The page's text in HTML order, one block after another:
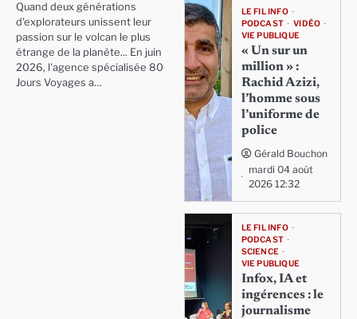
Quand deux générations
d'explorateurs unissent leur
passion sur le volcan le plus
étrange de la planète... En juin
2026, l'agence spécialisée 80
Jours Voyages a…
LE FIL INFO
PODCAST
VIDÉO
VIE PUBLIQUE
« Un sur un
million » :
Rachid Azizi,
l’homme sous
l’uniforme de
police
Gérald Bouchon
mardi 04 août
2026 12:32
LE FIL INFO
PODCAST
SCIENCE
VIE PUBLIQUE
Infox, IA et
ingérences : le
journalisme